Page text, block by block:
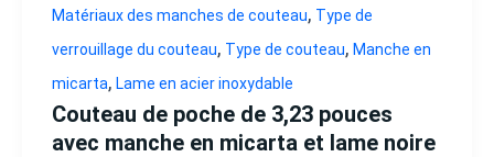
Matériaux des manches de couteau, Type de
verrouillage du couteau, Type de couteau, Manche en
micarta, Lame en acier inoxydable
Couteau de poche de 3,23 pouces
avec manche en micarta et lame noire